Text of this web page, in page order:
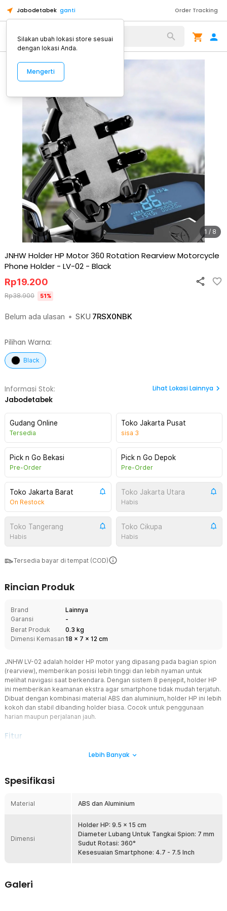
Jabodetabek ganti Order Tracking
Alat Kopi
1 / 8
JNHW Holder HP Motor 360 Rotation Rearview Motorcycle
Phone Holder - LV-02 - Black
Belum ada ulasan • SKU 7RSX0NBK
Rp19.200
Rp38.900 51%
Pilihan Warna:
Black
Informasi Stok:
Jabodetabek
Lihat Lokasi Lainnya
Gudang Online
Tersedia
Toko Jakarta Pusat
sisa 3
Pick n Go Bekasi
Pre-Order
Pick n Go Depok
Pre-Order
Toko Jakarta Barat
On Restock
Toko Jakarta Utara
Habis
Toko Tangerang
Habis
Toko Cikupa
Habis
Tersedia bayar di tempat (COD)
Rincian Produk
Brand
Lainnya
Garansi
-
Berat Produk
0.3 kg
Dimensi Kemasan 18 x 7 x 12 cm
JNHW LV-02 adalah holder HP motor yang dipasang pada bagian spion
(rearview), memberikan posisi lebih tinggi dan lebih nyaman untuk
melihat navigasi saat berkendara. Dengan sistem 8 penjepit, holder HP
ini memberikan keamanan ekstra agar smartphone tidak mudah terjatuh.
Dibuat dengan kombinasi material ABS dan aluminium, holder HP ini lebih
kokoh dan stabil dibanding holder biasa. Cocok untuk penggunaan
harian maupun perjalanan jauh.
Fitur
Desain Khusus Mount Spion Motor
mudah melihat navigasi tanpa harus menunduk. Sangat membantu
Sistem 8 Penjepit Anti Jatuh
berbagai arah. Sistem ini memberikan perlindungan maksimal
bahkan saat melewati jalan rusak. Dibanding holder biasa, risiko HP
terlepas jauh lebih kecil.
Anda bisa menyesuaikan sudut terbaik untuk navigasi atau
Lebih Banyak
Spesifikasi
Material ABS dan Aluminium
Dimensi
Holder HP: 9.5 x 15 cm
Diameter Lubang Untuk Tangkai Spion: 7 mm
Sudut Rotasi: 360°
Kesesuaian Smartphone: 4.7 - 7.5 Inch
Galeri
Silakan ubah lokasi store sesuai
dengan lokasi Anda.
Mengerti